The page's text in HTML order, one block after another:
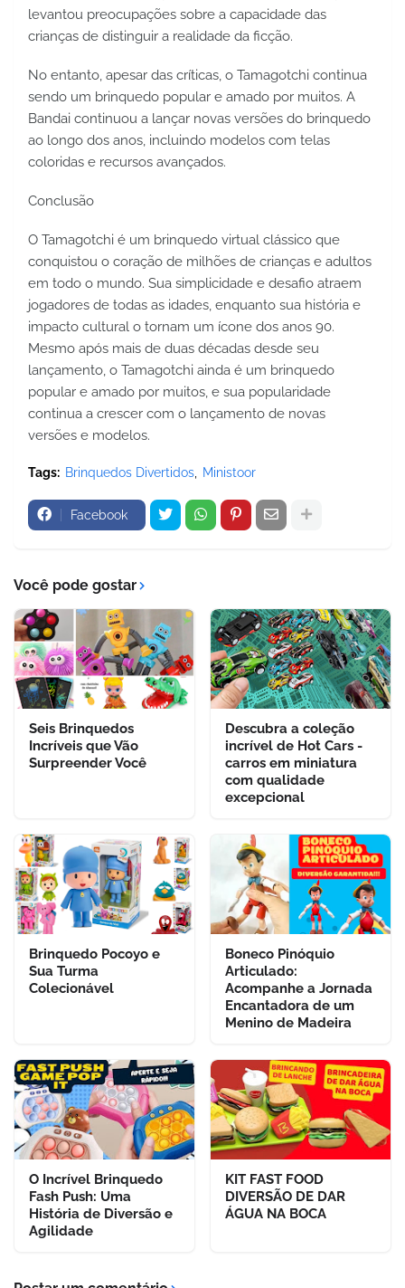
levantou preocupações sobre a capacidade das
crianças de distinguir a realidade da ficção.
No entanto, apesar das críticas, o Tamagotchi continua
sendo um brinquedo popular e amado por muitos. A
Bandai continuou a lançar novas versões do brinquedo
ao longo dos anos, incluindo modelos com telas
coloridas e recursos avançados.
Conclusão
O Tamagotchi é um brinquedo virtual clássico que
conquistou o coração de milhões de crianças e adultos
em todo o mundo. Sua simplicidade e desafio atraem
jogadores de todas as idades, enquanto sua história e
impacto cultural o tornam um ícone dos anos 90.
Mesmo após mais de duas décadas desde seu
lançamento, o Tamagotchi ainda é um brinquedo
popular e amado por muitos, e sua popularidade
continua a crescer com o lançamento de novas
versões e modelos.
Tags: Brinquedos Divertidos Ministoor
Facebook
Você pode gostar
Seis Brinquedos
Incríveis que Vão
Surpreender Você
Descubra a coleção
incrível de Hot Cars -
carros em miniatura
com qualidade
excepcional
Brinquedo Pocoyo e
Sua Turma
Colecionável
Boneco Pinóquio
Articulado:
Acompanhe a Jornada
Encantadora de um
Menino de Madeira
O Incrível Brinquedo
Fash Push: Uma
História de Diversão e
Agilidade
KIT FAST FOOD
DIVERSÃO DE DAR
ÁGUA NA BOCA